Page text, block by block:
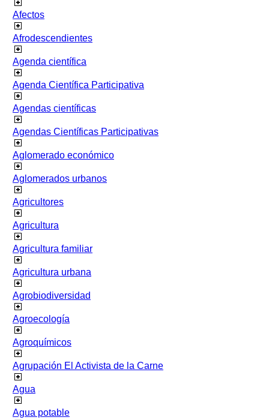
Afectos
Afrodescendientes
Agenda científica
Agenda Científica Participativa
Agendas científicas
Agendas Científicas Participativas
Aglomerado económico
Aglomerados urbanos
Agricultores
Agricultura
Agricultura familiar
Agricultura urbana
Agrobiodiversidad
Agroecología
Agroquímicos
Agrupación El Activista de la Carne
Agua
Agua potable